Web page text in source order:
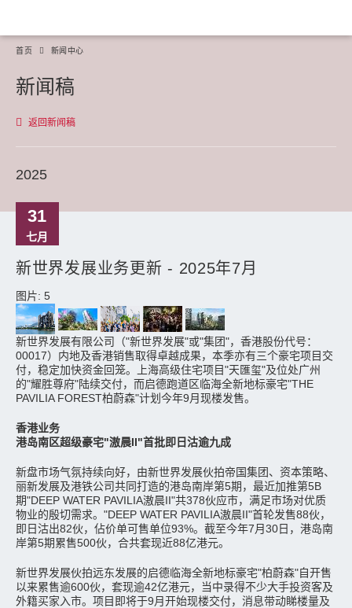
首页 新闻中心
新闻稿
返回新闻稿
2025
31
七月
新世界发展业务更新 - 2025年7月
图片: 5
新世界发展有限公司（"新世界发展"或"集团"，香港股份代号：
00017）内地及香港销售取得卓越成果，本季亦有三个豪宅项目交
付，稳定加快资金回笼。上海高级住宅项目"天匯玺"及位处广州
的"耀胜尊府"陆续交付，而启德跑道区临海全新地标豪宅"THE
PAVILIA FOREST柏蔚森"计划今年9月现楼发售。
香港业务
港岛南区超级豪宅"滶晨II"首批即日沽逾九成
新盘市场气氛持续向好，由新世界发展伙拍帝国集团、资本策略、
丽新发展及港铁公司共同打造的港岛南岸第5期，最近加推第5B
期"DEEP WATER PAVILIA滶晨II"共378伙应市，满足市场对优质
物业的殷切需求。"DEEP WATER PAVILIA滶晨II"首轮发售88伙，
即日沽出82伙，佔价单可售单位93%。截至今年7月30日，港岛南
岸第5期累售500伙，合共套现近88亿港元。
新世界发展伙拍远东发展的启德临海全新地标豪宅"柏蔚森"自开售
以来累售逾600伙，套现逾42亿港元，当中录得不少大手投资客及
外籍买家入市。项目即将于9月开始现楼交付，消息带动睇楼量及